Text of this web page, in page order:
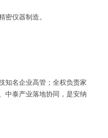
仪器制造。
知名企业高管；全权负责家
中泰产业落地协同，是安纳